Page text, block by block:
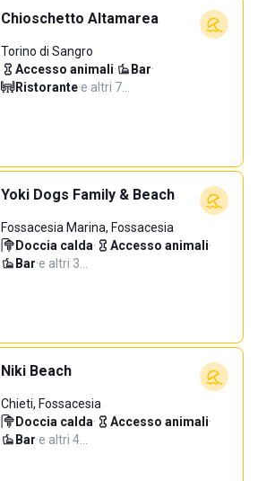
Chioschetto Altamarea
Torino di Sangro
Accesso animali· Bar·
Ristorante·e altri 7…
Yoki Dogs Family & Beach
Fossacesia Marina, Fossacesia
Doccia calda· Accesso animali·
Bar·e altri 3…
Niki Beach
Chieti, Fossacesia
Doccia calda· Accesso animali·
Bar·e altri 4…